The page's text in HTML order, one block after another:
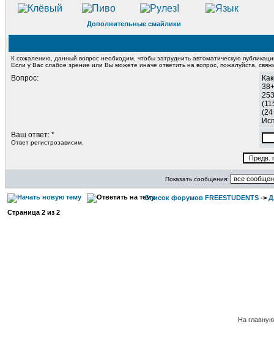
Дополнительные смайлики
К сожалению, данный вопрос необходим, чтобы затруднить автоматическую
Если у Вас слабое зрение или Вы можете иначе ответить на вопрос, пожалуйста,
Вопрос:
Ваш ответ: *
Ответ регистрозависим.
Показать сообщения:
Список форумов FREESTUDENTS ->
Страница 2 из 2
На